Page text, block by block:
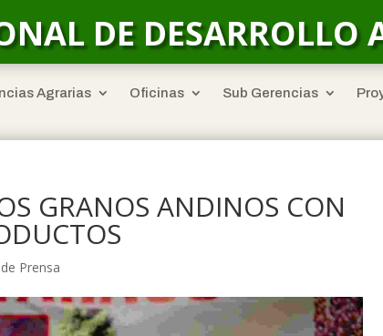
DE DESARROLLO
Agrarias Oficinas Sub Gerencias
GRANOS ANDINOS CON
Prensa